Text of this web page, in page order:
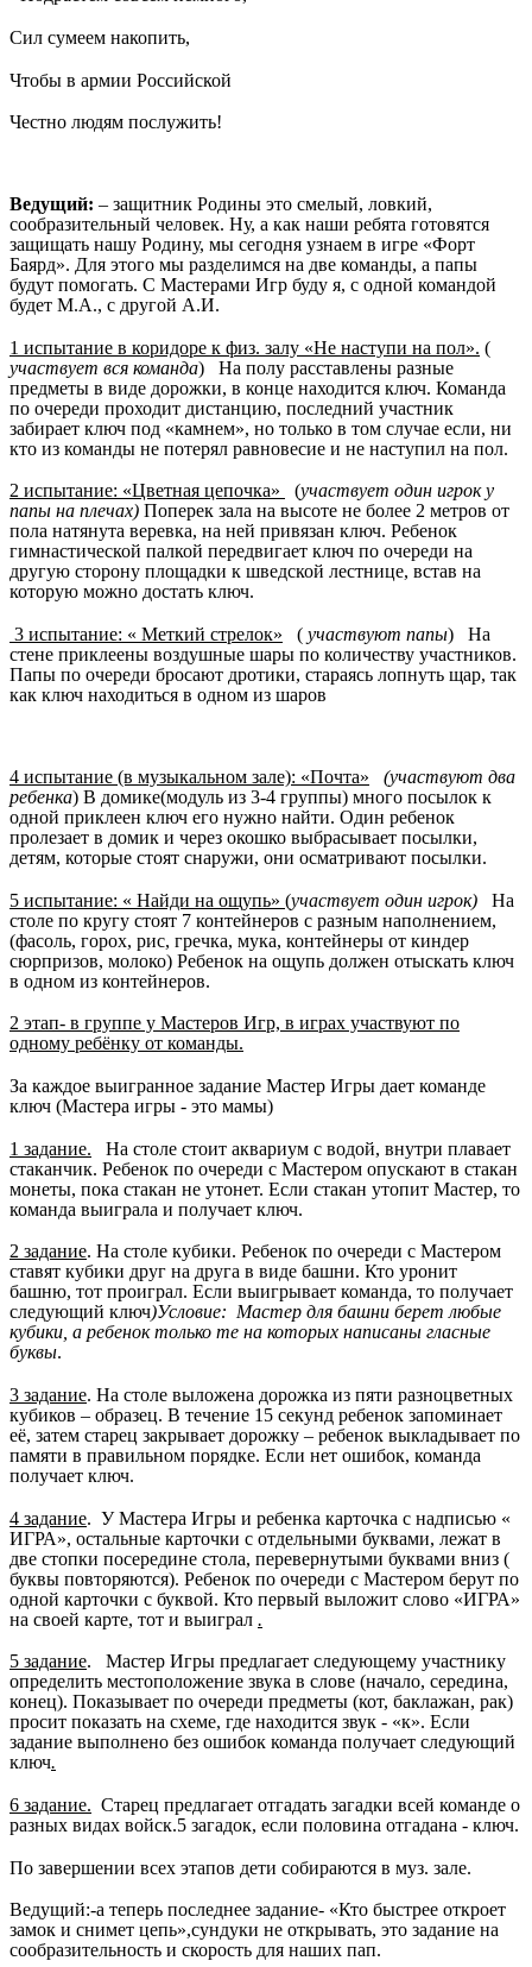
Сил сумеем накопить,
Чтобы в армии Российской
Честно людям послужить!
Ведущий: – защитник Родины это смелый, ловкий,
сообразительный человек. Ну, а как наши ребята готовятся
защищать нашу Родину, мы сегодня узнаем в игре «Форт
Баярд». Для этого мы разделимся на две команды, а папы
будут помогать. С Мастерами Игр буду я, с одной командой
будет М.А., с другой А.И.
1 испытание в коридоре к физ. залу «Не наступи на пол». (
участвует вся команда) На полу расставлены разные
предметы в виде дорожки, в конце находится ключ. Команда
по очереди проходит дистанцию, последний участник
забирает ключ под «камнем», но только в том случае если, ни
кто из команды не потерял равновесие и не наступил на пол.
2 испытание: «Цветная цепочка» (участвует один игрок у
папы на плечах) Поперек зала на высоте не более 2 метров от
пола натянута веревка, на ней привязан ключ. Ребенок
гимнастической палкой передвигает ключ по очереди на
другую сторону площадки к шведской лестнице, встав на
которую можно достать ключ.
3 испытание: « Меткий стрелок» ( участвуют папы) На
стене приклеены воздушные шары по количеству участников.
Папы по очереди бросают дротики, стараясь лопнуть щар, так
как ключ находиться в одном из шаров
4 испытание (в музыкальном зале): «Почта»
(участвуют два
ребенка) В домике(модуль из 3-4 группы) много посылок к
одной приклеен ключ его нужно найти. Один ребенок
пролезает в домик и через окошко выбрасывает посылки,
детям, которые стоят снаружи, они осматривают посылки.
5 испытание: « Найди на ощупь» (участвует один игрок) На
столе по кругу стоят 7 контейнеров с разным наполнением,
(фасоль, горох, рис, гречка, мука, контейнеры от киндер
сюрпризов, молоко) Ребенок на ощупь должен отыскать ключ
в одном из контейнеров.
2 этап- в группе у Мастеров Игр, в играх участвуют по
одному ребёнку от команды.
За каждое выигранное задание Мастер Игры дает команде
ключ (Мастера игры - это мамы)
1 задание. На столе стоит аквариум с водой, внутри плавает
стаканчик. Ребенок по очереди с Мастером опускают в стакан
монеты, пока стакан не утонет. Если стакан утопит Мастер, то
команда выиграла и получает ключ.
2 задание. На столе кубики. Ребенок по очереди с Мастером
ставят кубики друг на друга в виде башни. Кто уронит
башню, тот проиграл. Если выигрывает команда, то получает
следующий ключ)Условие: Мастер для башни берет любые
кубики, а ребенок только те на которых написаны гласные
буквы.
3 задание. На столе выложена дорожка из пяти разноцветных
кубиков – образец. В течение 15 секунд ребенок запоминает
её, затем старец закрывает дорожку – ребенок выкладывает по
памяти в правильном порядке. Если нет ошибок, команда
получает ключ.
4 задание. У Мастера Игры и ребенка карточка с надписью «
ИГРА», остальные карточки с отдельными буквами, лежат в
две стопки посередине стола, перевернутыми буквами вниз (
буквы повторяются). Ребенок по очереди с Мастером берут по
одной карточки с буквой. Кто первый выложит слово «ИГРА»
на своей карте, тот и выиграл .
5 задание. Мастер Игры предлагает следующему участнику
определить местоположение звука в слове (начало, середина,
конец). Показывает по очереди предметы (кот, баклажан, рак)
просит показать на схеме, где находится звук - «к». Если
задание выполнено без ошибок команда получает следующий
ключ.
6 задание. Старец предлагает отгадать загадки всей команде о
разных видах войск.5 загадок, если половина отгадана - ключ.
По завершении всех этапов дети собираются в муз. зале.
Ведущий:-а теперь последнее задание- «Кто быстрее откроет
замок и снимет цепь»,сундуки не открывать, это задание на
сообразительность и скорость для наших пап.